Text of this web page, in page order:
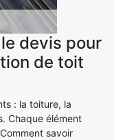
devis pour
de toit
: la toiture, la
Chaque élément
savoir